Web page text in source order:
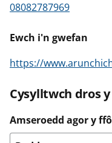
08082787969
Ewch i'n gwefan
https://
Cysylltwch dros
Amseroedd agor y